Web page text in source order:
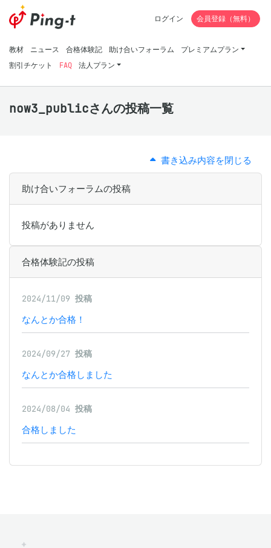
教材 ニュース 合格体験記 助け合いフォーラム
プレミアムプラン
割引チケット
FAQ 法人プラン
ログイン 会員登録（無料）
now3_publicさんの投稿一覧
書き込み内容を閉じる
助け合いフォーラムの投稿
投稿がありません
合格体験記の投稿
2024/11/09 投稿
なんとか合格！
2024/09/27 投稿
なんとか合格しました
2024/08/04 投稿
合格しました